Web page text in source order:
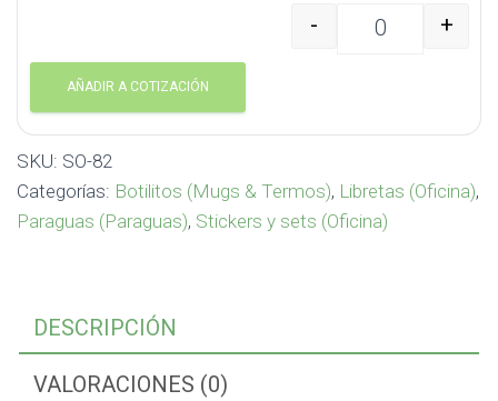
Set de Paraguas
- +
AÑADIR A COTIZACIÓN
SKU: SO-82
Categorías: Botilitos (Mugs & Termos), Libretas (Oficina),
Paraguas (Paraguas), Stickers y sets (Oficina)
DESCRIPCIÓN
VALORACIONES (0)